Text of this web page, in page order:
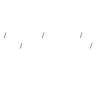
/ / /
/
/